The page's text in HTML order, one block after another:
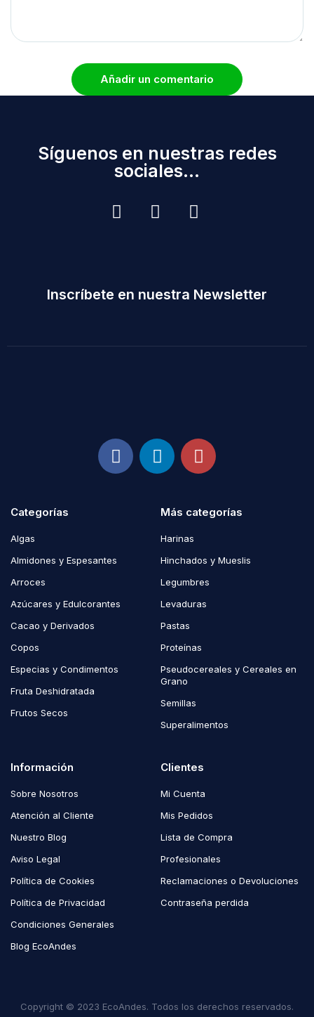
Añadir un comentario
Síguenos en nuestras redes
sociales...
Inscríbete en nuestra Newsletter
Categorías
Algas
Almidones y Espesantes
Arroces
Azúcares y Edulcorantes
Cacao y Derivados
Copos
Especias y Condimentos
Fruta Deshidratada
Frutos Secos
Más categorías
Harinas
Hinchados y Mueslis
Legumbres
Levaduras
Pastas
Proteínas
Pseudocereales y Cereales en
Grano
Semillas
Superalimentos
Información
Sobre Nosotros
Atención al Cliente
Nuestro Blog
Aviso Legal
Política de Cookies
Política de Privacidad
Condiciones Generales
Blog EcoAndes
Clientes
Mi Cuenta
Mis Pedidos
Lista de Compra
Profesionales
Reclamaciones o Devoluciones
Contraseña perdida
Copyright © 2023 EcoAndes. Todos los derechos reservados.